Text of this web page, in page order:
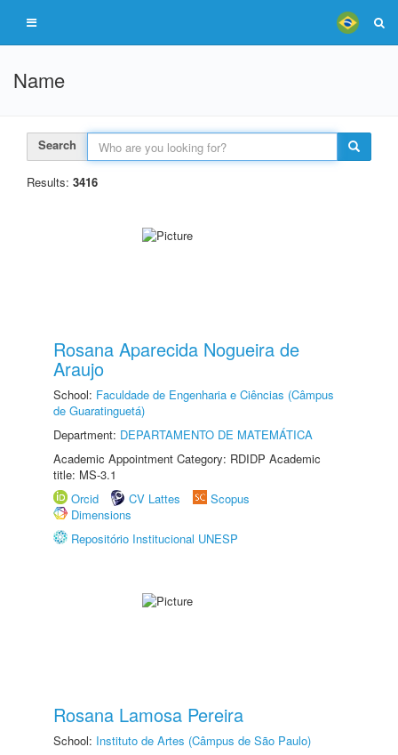
Name
Search
Results: 3416
Rosana Aparecida Nogueira de
Araujo
School: Faculdade de Engenharia e Ciências (Câmpus
de Guaratinguetá)
Department: DEPARTAMENTO DE MATEMÁTICA
Academic Appointment Category: RDIDP Academic
title: MS-3.1
Orcid
CV Lattes
Scopus
Dimensions
Repositório Institucional UNESP
Rosana Lamosa Pereira
School: Instituto de Artes (Câmpus de São Paulo)